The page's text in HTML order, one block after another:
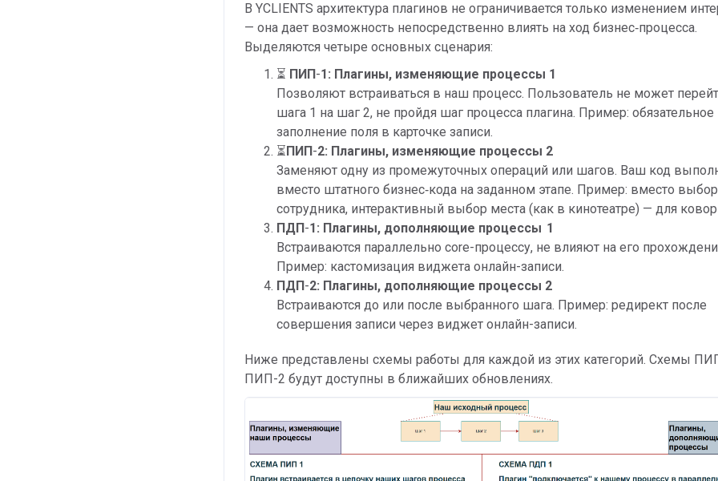
В YCLIENTS архитектура плагинов не ограничивается только изменением
— она дает возможность непосредственно влиять на ход бизнес‑процесса.
Выделяются четыре основных сценария:
⏳ ПИП-1: Плагины, изменяющие процессы 1
Позволяют встраиваться в наш процесс. Пользователь не может
шага 1 на шаг 2, не пройдя шаг процесса плагина. Пример: обязательное
заполнение поля в карточке записи.
⏳ПИП-2: Плагины, изменяющие процессы 2
Заменяют одну из промежуточных операций или шагов. Ваш код
вместо штатного бизнес‑кода на заданном этапе. Пример: вместо
сотрудника, интерактивный выбор места (как в кинотеатре) — для
ПДП-1: Плагины, дополняющие процессы 1
Встраиваются параллельно core-процессу, не влияют на его
Пример: кастомизация виджета онлайн-записи.
ПДП-2: Плагины, дополняющие процессы 2
Встраиваются до или после выбранного шага. Пример: редирект после
совершения записи через виджет онлайн-записи.
Ниже представлены схемы работы для каждой из этих категорий. Схемы
ПИП-2 будут доступны в ближайших обновлениях.